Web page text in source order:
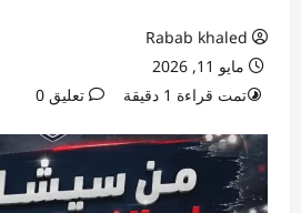
Rabab khaled
مايو 11, 2026
تمت قراءة 1 دقيقة
تعليق 0